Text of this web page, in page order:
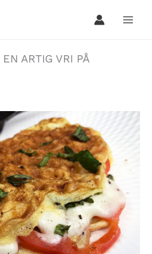
ARTIG VRI PÅ